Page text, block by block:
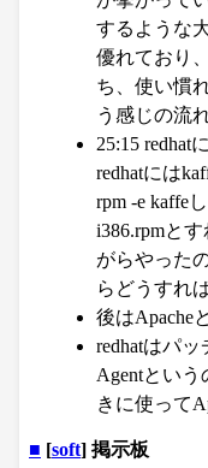
するような
優れており
ち、使い慣
う感じの流れ
25:15 redhat
redhatには
rpm -e kaffe
i386.rpmと
がらやった
らどうすれ
後はApache
redhatはパッ
Agentとい
きに使って
■ [soft] 掲示板